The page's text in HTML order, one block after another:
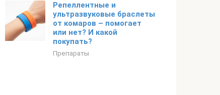
Репеллентные и
ультразвуковые браслеты
от комаров – помогает
или нет? И какой
покупать?
Препараты